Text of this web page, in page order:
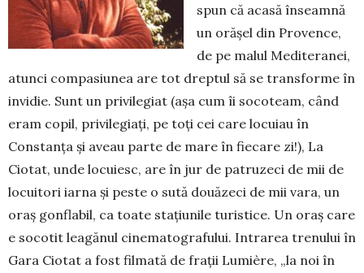
spun că acasă în­seamnă
un orășel din Pro­vence,
de pe malul Medite­ranei,
atunci compasiunea are tot dreptul să se transforme în
invidie. Sunt un privilegiat (așa cum îi socoteam, când
eram copil, privilegiați, pe toți cei care locuiau în
Constanța și aveau parte de mare în fie­care zi!), La
Ciotat, unde lo­cuiesc, are în jur de patruzeci de mii de
locuitori iarna și peste o sută douăzeci de mii vara, un
oraș gonflabil, ca toate stațiunile turistice. Un oraș care
e socotit leagănul cinematografului. Intrarea trenului în
Gara Ciotat a fost filmată de frații Lumière, „la noi în